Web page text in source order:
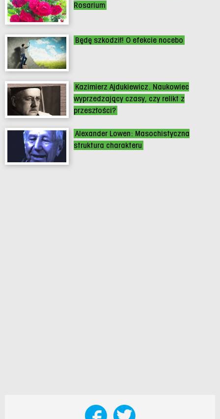
Rosarium
Będę szkodził! O efekcie nocebo
Kazimierz Ajdukiewicz. Naukowiec
wyprzedzający czasy, czy relikt z
przeszłości?
Alexander Lowen: Masochistyczna
struktura charakteru